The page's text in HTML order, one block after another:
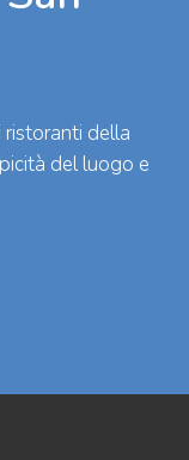
ristoranti della
del luogo e